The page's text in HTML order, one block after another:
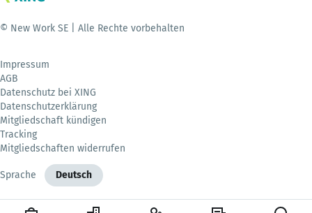
© New Work SE | Alle Rechte vorbehalten
Impressum
AGB
Datenschutz bei XING
Datenschutzerklärung
Mitgliedschaft kündigen
Tracking
Mitgliedschaften widerrufen
Sprache Deutsch